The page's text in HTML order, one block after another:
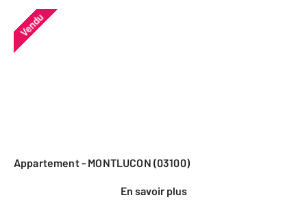
Vendu
Appartement - MONTLUCON (03100)
En savoir plus